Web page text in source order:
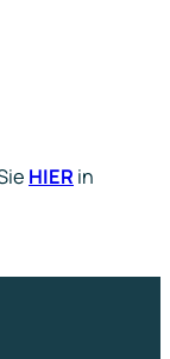
HIER in